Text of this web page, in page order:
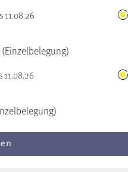
11.08.26
11.08.26